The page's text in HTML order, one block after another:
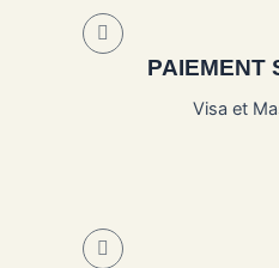
PAIEMENT
Visa et